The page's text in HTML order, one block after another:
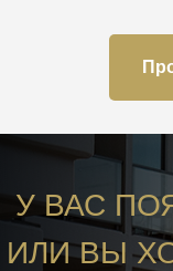
У ВАС
ИЛИ ВЫ